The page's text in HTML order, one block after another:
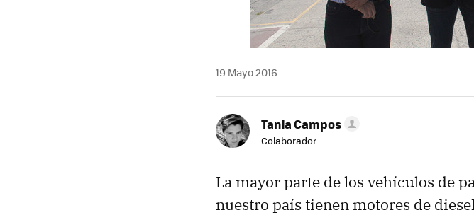
19 Mayo 2016
Tania Campos
Colaborador
La mayor parte de los vehículos de
nuestro país tienen motores de